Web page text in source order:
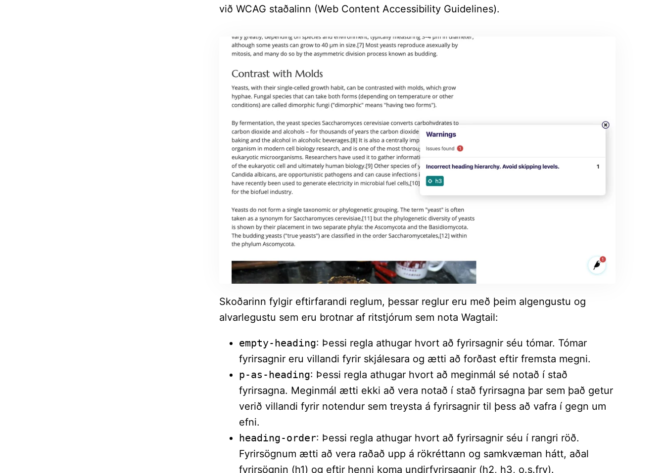
við WCAG staðalinn (Web Content Accessibility Guidelines).
Skoðarinn fylgir eftirfarandi reglum, þessar reglur eru með þeim algengustu og
alvarlegustu sem eru brotnar af ritstjórum sem nota Wagtail:
empty-heading: Þessi regla athugar hvort að fyrirsagnir séu tómar. Tómar
fyrirsagnir eru villandi fyrir skjálesara og ætti að forðast eftir fremsta megni.
p-as-heading: Þessi regla athugar hvort að meginmál sé notað í stað
fyrirsagna. Meginmál ætti ekki að vera notað í stað fyrirsagna þar sem það getur
verið villandi fyrir notendur sem treysta á fyrirsagnir til þess að vafra í gegn um
efni.
heading-order: Þessi regla athugar hvort að fyrirsagnir séu í rangri röð.
Fyrirsögnum ætti að vera raðað upp á rökréttann og samkvæman hátt, aðal
fyrirsögnin (h1) og eftir henni koma undirfyrirsagnir (h2, h3, o.s.frv).